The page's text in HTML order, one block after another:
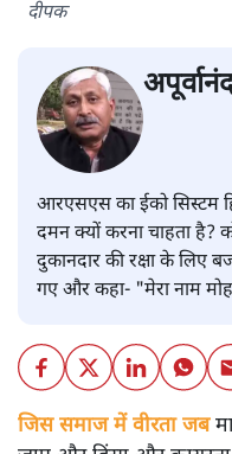
दीपक
आरएसएस का ईको सिस्टम
दमन क्यों करना चाहता है?
दुकानदार की रक्षा के लिए
गए और कहा- "मेरा नाम
जिस समाज में वीरता जब